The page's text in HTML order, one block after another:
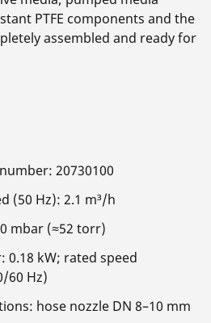
PTFE components and the
assembled and ready for
20730100
(50 Hz): 2.1 m³/h
mbar (≈52 torr)
0.18 kW; rated speed
60 Hz)
hose nozzle DN 8–10 mm